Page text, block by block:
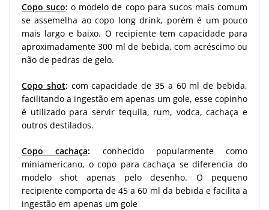
Copo suco: o modelo de copo para sucos mais comum
se assemelha ao copo long drink, porém é um pouco
mais largo e baixo. O recipiente tem capacidade para
aproximadamente 300 ml de bebida, com acréscimo ou
não de pedras de gelo.
Copo shot: com capacidade de 35 a 60 ml de bebida,
facilitando a ingestão em apenas um gole, esse copinho
é utilizado para servir tequila, rum, vodca, cachaça e
outros destilados.
Copo cachaça: conhecido popularmente como
miniamericano, o copo para cachaça se diferencia do
modelo shot apenas pelo desenho. O pequeno
recipiente comporta de 45 a 60 ml da bebida e facilita a
ingestão em apenas um gole